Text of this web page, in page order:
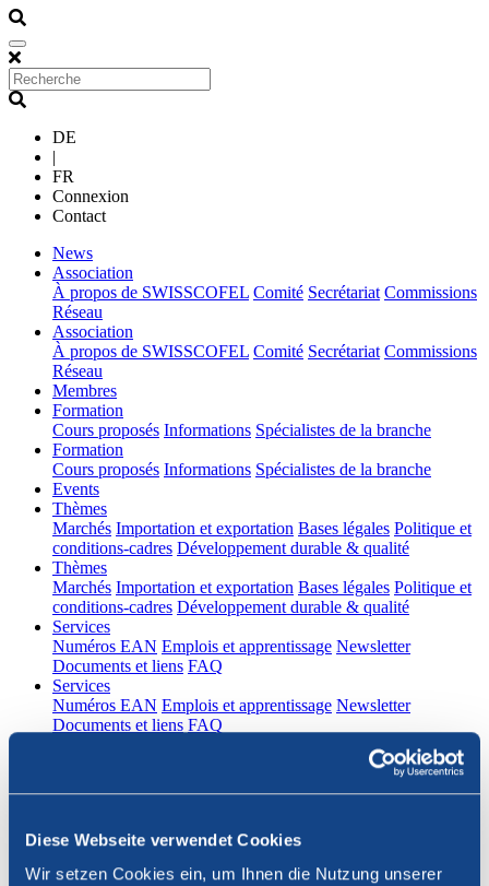
Diese Webseite verwendet Cookies
Wir setzen Cookies ein, um Ihnen die Nutzung unserer
DE
|
FR
Connexion
Contact
News(current)
Association
À propos de SWISSCOFEL Comité Secrétariat Commissions
Réseau
Association
À propos de SWISSCOFEL Comité Secrétariat Commissions
Réseau
Membres(current)
Formation
Cours proposés Informations Spécialistes de la branche
Formation
Cours proposés Informations Spécialistes de la branche
Events(current)
Thèmes(current)
Marchés Importation et exportation Bases légales Politique et
conditions-cadres Développement durable & qualité
Thèmes(current)
Marchés Importation et exportation Bases légales Politique et
conditions-cadres Développement durable & qualité
Services(current)
Numéros EAN Emplois et apprentissage Newsletter
Documents et liens FAQ
Services(current)
Numéros EAN Emplois et apprentissage Newsletter
Documents et liens FAQ
FR
Connexion